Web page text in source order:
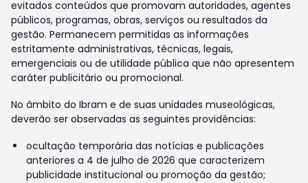
evitados conteúdos que promovam autoridades, agentes
públicos, programas, obras, serviços ou resultados da
gestão. Permanecem permitidas as informações
estritamente administrativas, técnicas, legais,
emergenciais ou de utilidade pública que não apresentem
caráter publicitário ou promocional.
No âmbito do Ibram e de suas unidades museológicas,
deverão ser observadas as seguintes providências:
ocultação temporária das notícias e publicações
anteriores a 4 de julho de 2026 que caracterizem
publicidade institucional ou promoção da gestão;